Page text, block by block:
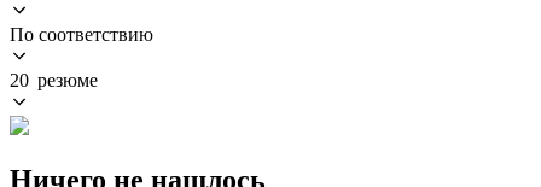
По соответствию
20 резюме
Ничего не нашлось